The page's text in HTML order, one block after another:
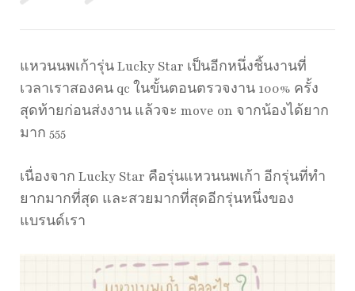
แหวนนพเก้ารุ่น Lucky Star เป็นอีกหนึ่งชิ้นงานที่
เวลาเราสองคน qc ในขั้นตอนตรวจงาน 100% ครั้ง
สุดท้ายก่อนส่งงาน แล้วจะ move on จากน้องได้ยาก
มาก 555
เนื่องจาก Lucky Star คือรุ่นแหวนนพเก้า อีกรุ่นที่ทำ
ยากมากที่สุด และสวยมากที่สุดอีกรุ่นหนึ่งของ
แบรนด์เรา